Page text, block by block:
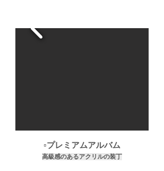
​▫️プレミアムアルバム
高級感のあるアクリルの装丁